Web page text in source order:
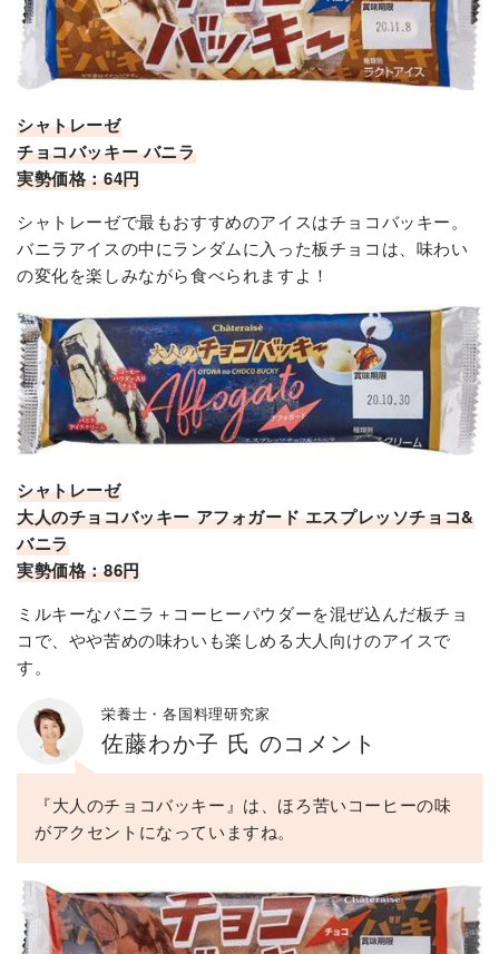
シャトレーゼ
チョコバッキー バニラ
実勢価格：64円
シャトレーゼで最もおすすめのアイスはチョコバッキー。
バニラアイスの中にランダムに入った板チョコは、味わい
の変化を楽しみながら食べられますよ！
シャトレーゼ
大人のチョコバッキー アフォガード エスプレッソチョコ&
バニラ
実勢価格：86円
ミルキーなバニラ＋コーヒーパウダーを混ぜ込んだ板チョ
コで、やや苦めの味わいも楽しめる大人向けのアイスで
す。
栄養士・各国料理研究家
佐藤わか子 氏 のコメント
『大人のチョコバッキー』は、ほろ苦いコーヒーの味
がアクセントになっていますね。